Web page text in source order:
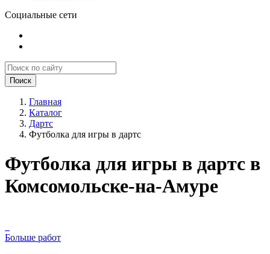
Социальные сети
Поиск
Главная
Каталог
Дартс
Футболка для игры в дартс
Футболка для игры в дартс в
Комсомольске-на-Амуре
Больше работ